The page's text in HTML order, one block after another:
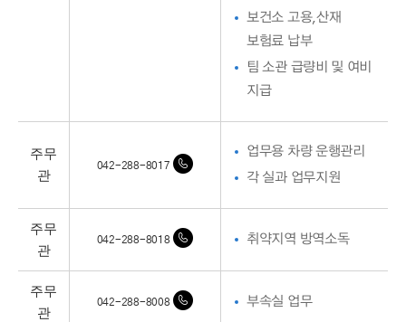
보건소 고용,산재
보험료 납부
팀 소관 급량비 및 여비
지급
주무
관
042-288-8017
업무용 차량 운행관리
각 실과 업무지원
주무
관
042-288-8018 취약지역 방역소독
주무
관
042-288-8008 부속실 업무